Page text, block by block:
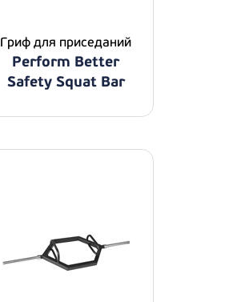
Гриф для приседаний
Perform Better
Safety Squat Bar